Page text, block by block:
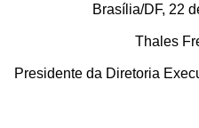
Brasília/DF, 22
Thales
Presidente da Diretoria